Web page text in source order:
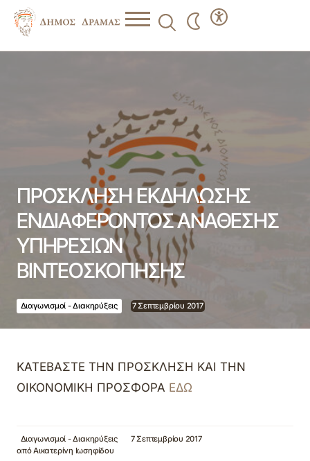
ΠΡΟΣΚΛΗΣΗ ΕΚΔΗΛΩΣΗΣ
ΕΝΔΙΑΦΕΡΟΝΤΟΣ ΑΝΑΘΕΣΗΣ
ΥΠΗΡΕΣΙΩΝ
ΒΙΝΤΕΟΣΚΟΠΗΣΗΣ
Διαγωνισμοί - Διακηρύξεις 7 Σεπτεμβρίου 2017
ΚΑΤΕΒΑΣΤΕ ΤΗΝ ΠΡΟΣΚΛΗΣΗ ΚΑΙ ΤΗΝ
ΟΙΚΟΝΟΜΙΚΗ ΠΡΟΣΦΟΡΑ ΕΔΩ
Διαγωνισμοί - Διακηρύξεις
7 Σεπτεμβρίου 2017
απόΑικατερίνη Ιωσηφίδου